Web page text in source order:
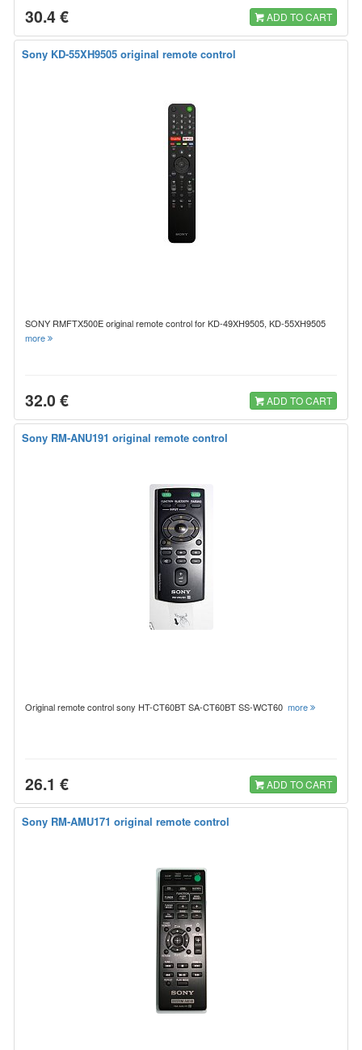
30.4 € ADD TO CART
Sony KD-55XH9505 original remote control
SONY RMFTX500E original remote control for KD-49XH9505, KD-55XH9505
more
32.0 € ADD TO CART
Sony RM-ANU191 original remote control
Original remote control sony HT-CT60BT SA-CT60BT SS-WCT60 more
26.1 € ADD TO CART
Sony RM-AMU171 original remote control